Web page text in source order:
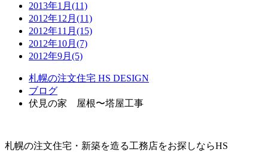
2013年1月(11)
2012年12月(11)
2012年11月(15)
2012年10月(7)
2012年9月(5)
札幌の注文住宅 HS DESIGN
ブログ
伏見の家 屋根〜塔屋工事
札幌の注文住宅・新築を造る工務店をお探しならHS